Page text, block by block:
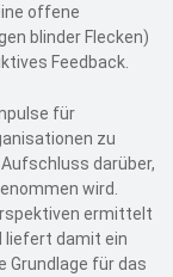
offene
blinder Flecken)
Feedback.
für
zu
darüber,
wird.
ermittelt
liefert damit ein
Grundlage für das